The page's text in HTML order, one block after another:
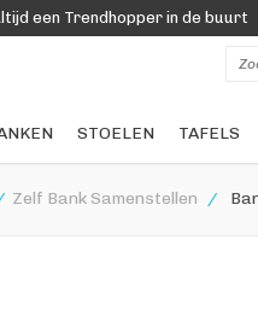
een Trendhopper in de buurt
STOELEN TAFELS
Zelf Bank Samenstellen /